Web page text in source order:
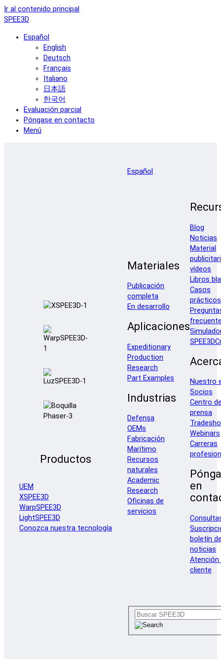
Ir al contenido principal
SPEE3D
Español
English
Deutsch
Français
Italiano
日本語
한국어
Evaluación parcial
Póngase en contacto
Menú
Productos
UEM
XSPEE3D
WarpSPEE3D
LightSPEE3D
Conozca nuestra tecnología
Español
Materiales
Publicación
completa
En desarrollo
Aplicaciones
Expeditionary
Production
Research
Part Examples
Industrias
Defensa
OEMs
Fabricación
Marítimo
Recursos
naturales
Academic
Research
Oficinas de
servicios
Blog
Noticias
Material
vídeos
Libros
Casos
prácticos
Nuestro
Socios
Centro
prensa
Webinars
Carreras
en
boletín
noticias
Atención
cliente